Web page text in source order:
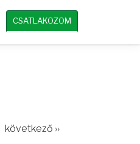
CSATLAKOZOM
következő ››